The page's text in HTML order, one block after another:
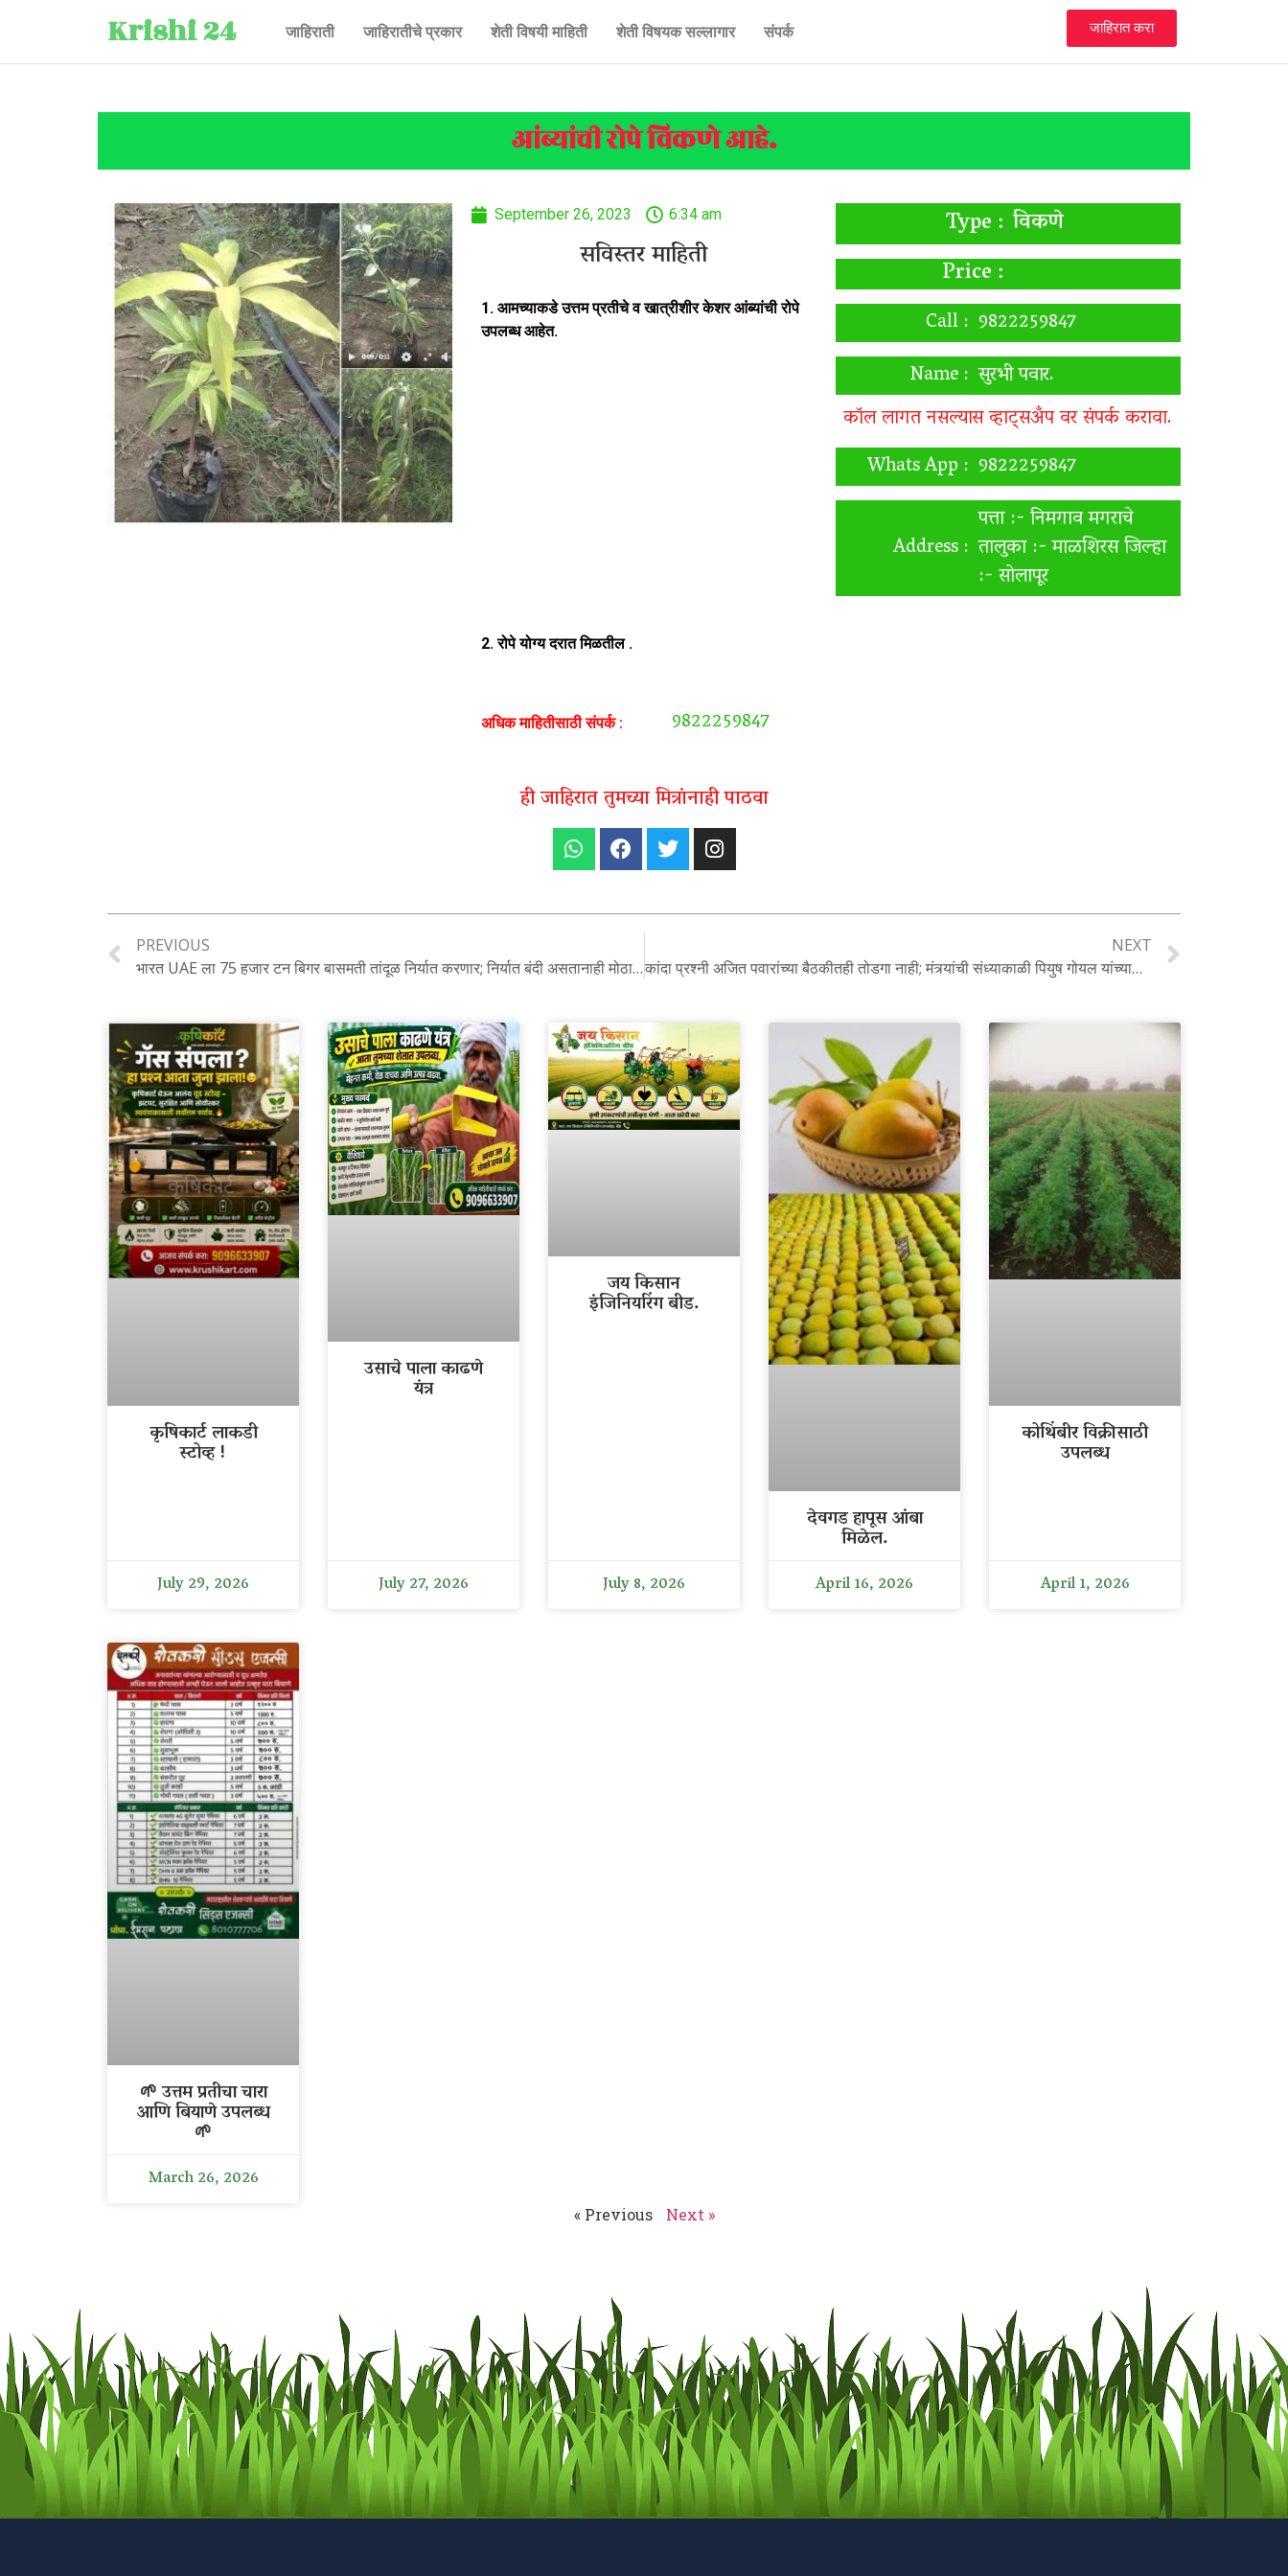
Krishi 24 जाहिराती जाहिरातीचे प्रकार शेती विषयी माहिती शेती विषयक सल्लागार संपर्क जाहिरात करा
आंब्यांची रोपे विकणे आहे.
September 26, 2023 6:34 am
सविस्तर माहिती
1. आमच्याकडे उत्तम प्रतीचे व खात्रीशीर केशर आंब्यांची रोपे
उपलब्ध आहेत.
2. रोपे योग्य दरात मिळतील .
अधिक माहितीसाठी संपर्क : 9822259847
Type : विकणे
Price :
Call : 9822259847
Name : सुरभी पवार.
कॉल लागत नसल्यास व्हाट्सअँप वर संपर्क करावा.
Whats App : 9822259847
Address :
पत्ता :- निमगाव मगराचे
तालुका :- माळशिरस जिल्हा
:- सोलापूर
ही जाहिरात तुमच्या मित्रांनाही पाठवा
PREVIOUS
भारत UAE ला 75 हजार टन बिगर बासमती तांदूळ निर्यात करणार; निर्यात बंदी असतानाही मोठा निर्णय
NEXT
कांदा प्रश्नी अजित पवारांच्या बैठकीतही तोडगा नाही; मंत्र्यांची संध्याकाळी पियुष गोयल यांच्यासोबत बैठक होणार पहा सविस्तर ..
कृषिकार्ट लाकडी
स्टोव्ह !
July 29, 2026
उसाचे पाला काढणे
यंत्र
July 27, 2026
जय किसान
इंजिनियरिंग बीड.
July 8, 2026
देवगड हापूस आंबा
मिळेल.
April 16, 2026
कोथिंबीर विक्रीसाठी
उपलब्ध
April 1, 2026
🌱 उत्तम प्रतीचा चारा
आणि बियाणे उपलब्ध
🌱
March 26, 2026
« Previous Next »